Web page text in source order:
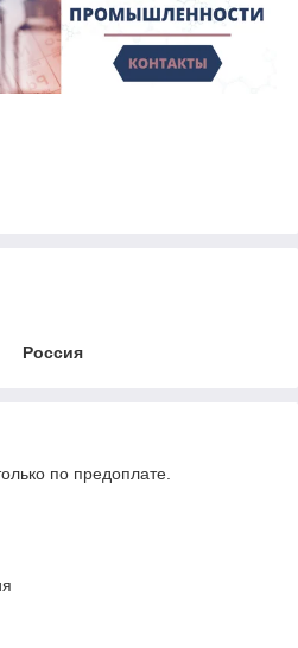
Россия
по предоплате.